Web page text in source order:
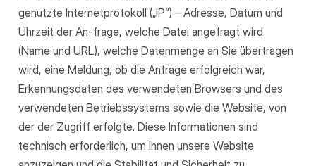
genutzte Internetprotokoll („IP“) – Adresse, Datum und
Uhrzeit der An-frage, welche Datei angefragt wird
(Name und URL), welche Datenmenge an Sie übertragen
wird, eine Meldung, ob die Anfrage erfolgreich war,
Erkennungsdaten des verwendeten Browsers und des
verwendeten Betriebssystems sowie die Website, von
der der Zugriff erfolgte. Diese Informationen sind
technisch erforderlich, um Ihnen unsere Website